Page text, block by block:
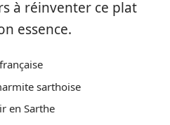
à réinventer ce plat
essence.
sarthoise
en Sarthe